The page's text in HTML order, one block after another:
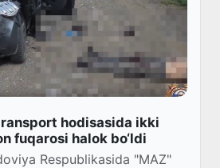
hodisasida ikki
fuqarosi halok bo‘ldi
Respublikasida "MAZ"